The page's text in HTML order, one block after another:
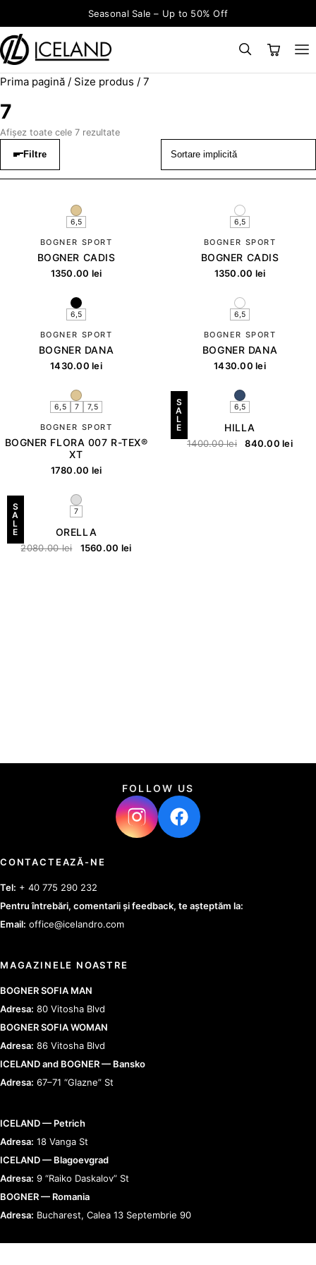
Seasonal Sale – Up to 50% Off
Prima pagină / Size produs / 7
7
Afișez toate cele 7 rezultate
Filtre
6,5
BOGNER SPORT
BOGNER CADIS
1350.00 lei
6,5
BOGNER SPORT
BOGNER CADIS
1350.00 lei
6,5
BOGNER SPORT
BOGNER DANA
1430.00lei
6,5
BOGNER SPORT
BOGNER DANA
1430.00lei
6,5 7 7,5
BOGNER SPORT
BOGNER FLORA 007 R-TEX®
XT
1780.00 lei
S
A
L
E
6,5
HILLA
1400.00lei 840.00lei
S
A
L
E
7
ORELLA
2080.00lei 1560.00 lei
FOLLOW US
CONTACTEAZĂ-NE
Tel: + 40 775 290 232
Pentru întrebări, comentarii și feedback, te așteptăm la:
Email: office@icelandro.com
MAGAZINELE NOASTRE
BOGNER SOFIA MAN
Adresa: 80 Vitosha Blvd
BOGNER SOFIA WOMAN
Adresa: 86 Vitosha Blvd
ICELAND and BOGNER — Bansko
Adresa: 67–71 “Glazne” St
ICELAND — Petrich
Adresa: 18 Vanga St
ICELAND — Blagoevgrad
Adresa: 9 “Raiko Daskalov” St
BOGNER — Romania
Adresa: Bucharest, Calea 13 Septembrie 90